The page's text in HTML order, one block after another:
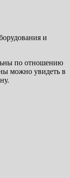
и
по отношению
можно увидеть в